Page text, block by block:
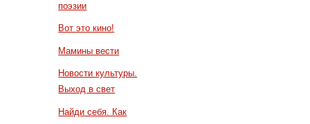
поэзии
Вот это кино!
Мамины вести
Новости культуры.
Выход в свет
Найди себя. Как